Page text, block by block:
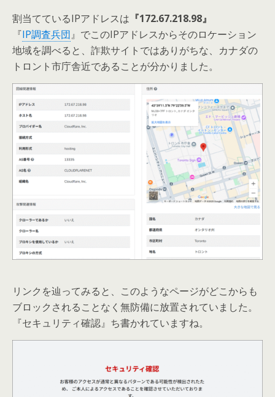
割当てているIPアドレスは 『172.67.218.98』
『IP調査兵団』でこのIPアドレスからそのロケーション
地域を調べると、詐欺サイトではありがちな、カナダの
トロント市庁舎近であることが分かりました。
リンクを辿ってみると、このようなページがどこからも
ブロックされることなく無防備に放置されていました。
『セキュリティ確認』ち書かれていますね。